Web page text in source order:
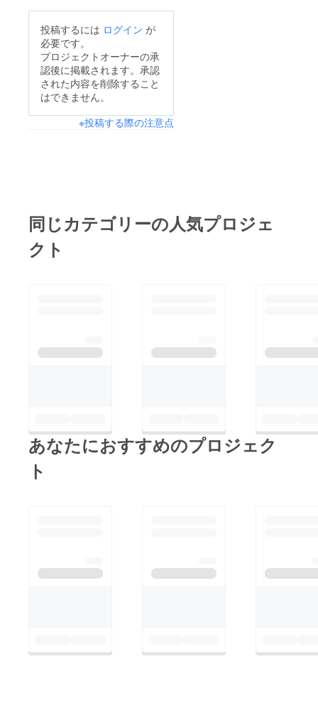
れからも頑張ります。
皆さまのお力も必要で
す。ぜひ、応援よろし
くお願いいたします！
ない場合があります。
また、外部作業ばかり
になってしまうと、
「本当はやってみたい
事」「好きな事」とは
離れてしまう事も少な
くありません。だから
私は、“カフェ”という
品の販売・イベント開
とも出来ます。また、
所」にしたいと思って
います。⸻“カ
感じる方もいるかもし
件。正直に言うと、不
安です。ですが、何も
しなければ誰にも届か
ない。そう思い、X、
ど、少しずつ発信を始
学んできたこと、実際
に利用者さんと関わる
す。20代をこの街で過
自分自身が苦しい時期
あったら良いのに」
と思いました。もちろ
投稿するには ログイン が
必要です。
プロジェクトオーナーの承
認後に掲載されます。承認
された内容を削除すること
はできません。
※投稿する際の注意点
同じカテゴリーの人気プロジェ
クト
あなたにおすすめのプロジェク
ト